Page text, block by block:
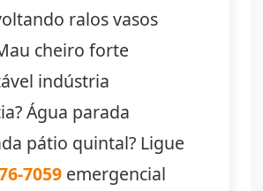
ralos vasos
cheiro forte
indústria
Água parada
pátio quintal? Ligue
7059 emergencial